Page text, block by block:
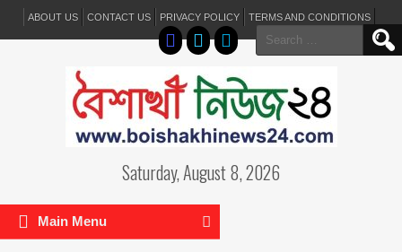
ABOUT US CONTACT US PRIVACY POLICY TERMS AND CONDITIONS
Search
for:
Saturday, August 8, 2026
Main Menu